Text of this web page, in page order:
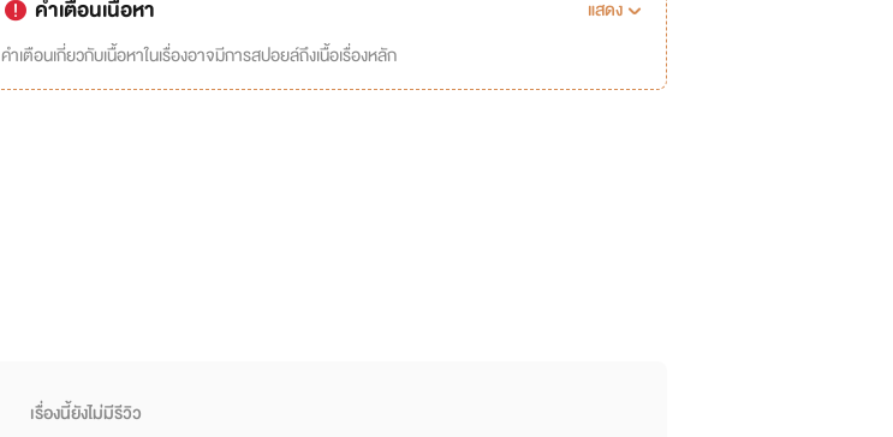
คำเตือนเนื้อหา
แสดง
คำเตือนเกี่ยวกับเนื้อหาในเรื่องอาจมีการสปอยล์ถึงเนื้อเรื่องหลัก
เรื่องนี้ยังไม่มีรีวิว